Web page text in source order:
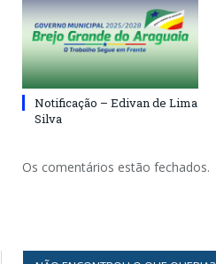
Notificação – Edivan de Lima
Silva
Os comentários estão fechados.